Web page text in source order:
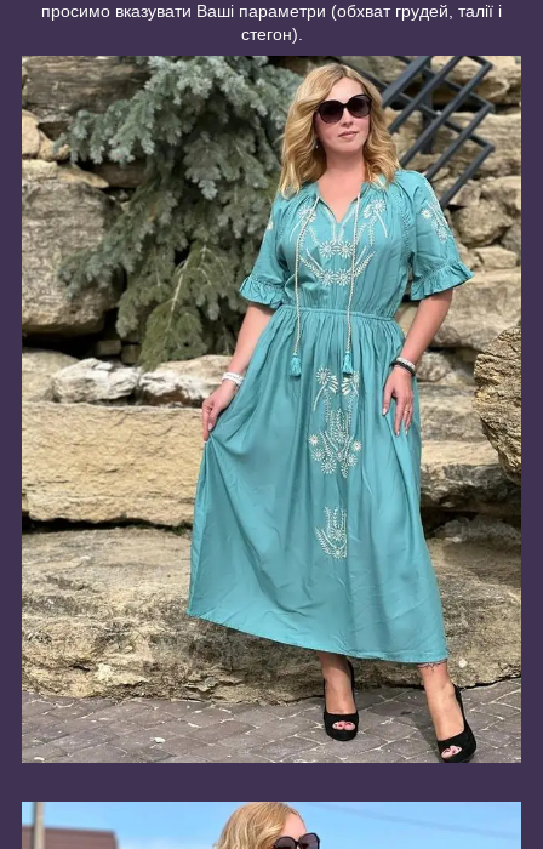
просимо вказувати Ваші параметри (обхват грудей, талії і
стегон).